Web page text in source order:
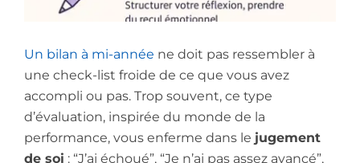
Un bilan à mi-année ne doit pas ressembler à
une check-list froide de ce que vous avez
accompli ou pas. Trop souvent, ce type
d’évaluation, inspirée du monde de la
performance, vous enferme dans le jugement
de soi : “J’ai échoué”, “Je n’ai pas assez avancé”,